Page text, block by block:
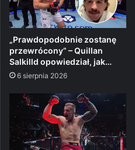
„Prawdopodobnie zostanę
przewrócony” – Quillan
Salkilld opowiedział, jak…
6 sierpnia 2026